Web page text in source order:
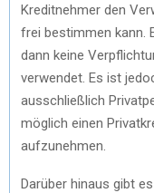
Kreditnehmer den
frei bestimmen kann.
dann keine
verwendet. Es ist
ausschließlich
möglich einen
aufzunehmen.
Darüber hinaus gibt